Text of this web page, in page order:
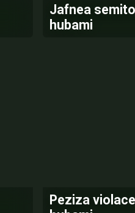
Jafnea
hubami
Peziza